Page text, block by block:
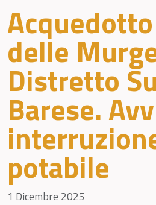
delle
Distretto
Barese.
potabile
1 Dicembre 2025